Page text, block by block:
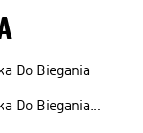
Do Biegania
Do Biegania